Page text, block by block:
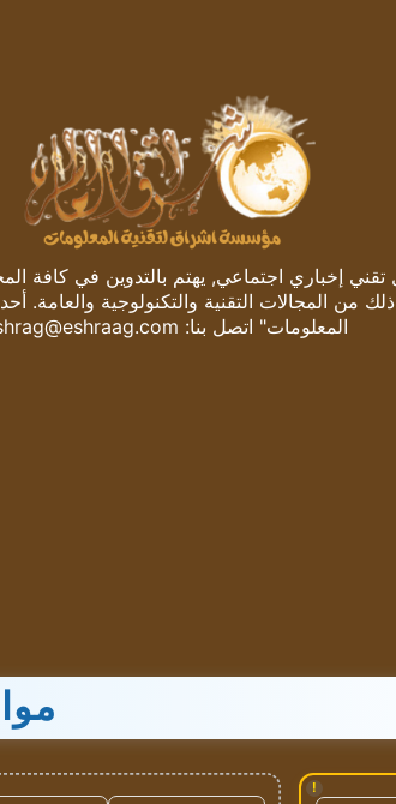
إخباري اجتماعي, يهتم بالتدوين في كافة
من المجالات التقنية والتكنولوجية والعامة.
المعلومات" اتصل بنا:
!